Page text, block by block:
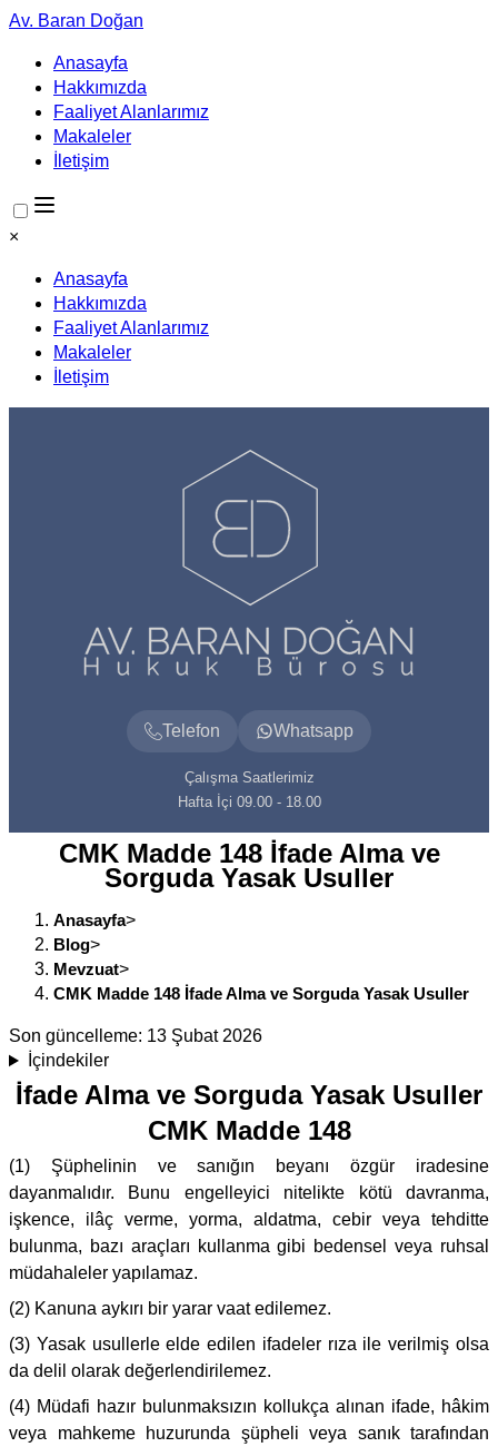
Av. Baran Doğan
Anasayfa
Hakkımızda
Faaliyet Alanlarımız
Makaleler
İletişim
×
Anasayfa
Hakkımızda
Faaliyet Alanlarımız
Makaleler
İletişim
Telefon Whatsapp
Çalışma Saatlerimiz
Hafta İçi 09.00 - 18.00
CMK Madde 148 İfade Alma ve
Sorguda Yasak Usuller
Anasayfa>
Blog>
Mevzuat>
CMK Madde 148 İfade Alma ve Sorguda Yasak Usuller
Son güncelleme: 13 Şubat 2026
İçindekiler
İfade Alma ve Sorguda Yasak Usuller
CMK Madde 148
(1) Şüphelinin ve sanığın beyanı özgür iradesine
dayanmalıdır. Bunu engelleyici nitelikte kötü davranma,
işkence, ilâç verme, yorma, aldatma, cebir veya tehditte
bulunma, bazı araçları kullanma gibi bedensel veya ruhsal
müdahaleler yapılamaz.
(2) Kanuna aykırı bir yarar vaat edilemez.
(3) Yasak usullerle elde edilen ifadeler rıza ile verilmiş olsa
da delil olarak değerlendirilemez.
(4) Müdafi hazır bulunmaksızın kollukça alınan ifade, hâkim
veya mahkeme huzurunda şüpheli veya sanık tarafından